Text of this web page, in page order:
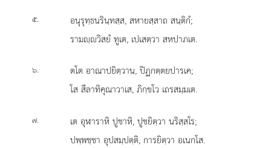
๕.
อนุรุทฺธนรินฺทสฺส, สหายสฺสาถ สนฺติกํ;
รามฺวิสยํ ทูเต, เปเสตฺวา สหปาภเต.
๖.
ตโต อาณาปยิตฺวาน, ปิฏกตฺตยปารเค;
โส สีลาทิคุณาวาเส, ภิกฺขโว เถรสมฺมเต.
๗.
เต อุฬาราหิ ปูชาหิ, ปูชยิตฺวา นริสฺสโร;
ปพฺพชฺชา อุปสมฺปตฺติ, การยิตฺวา อเนกโส.